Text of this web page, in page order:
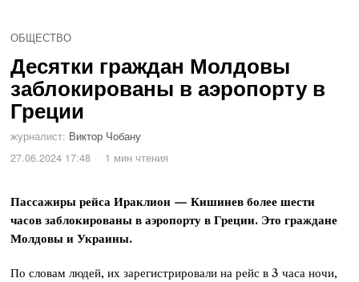
ОБЩЕСТВО
Десятки граждан Молдовы
заблокированы в аэропорту в
Греции
журналист: Виктор Чобану
27.06.2024 17:48
1 мин чтения
Пассажиры рейса Ираклион — Кишинев более шести
часов заблокированы в аэропорту в Греции. Это граждане
Молдовы и Украины.
По словам людей, их зарегистрировали на рейс в 3 часа ночи,